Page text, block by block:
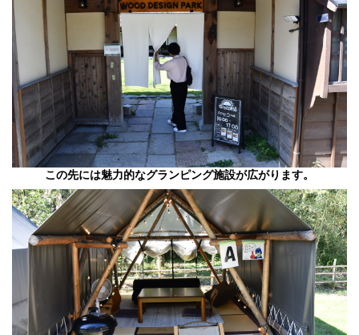
この先には魅力的なグランピング施設が広がります。